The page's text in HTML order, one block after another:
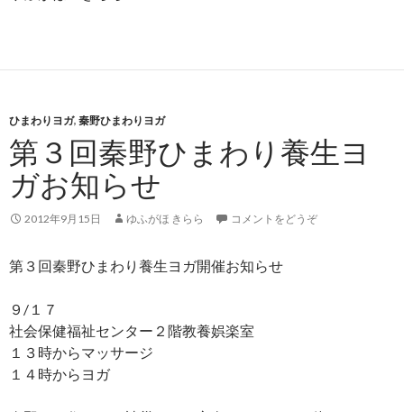
ひまわりヨガ, 秦野ひまわりヨガ
第３回秦野ひまわり養生ヨ
ガお知らせ
2012年9月15日 ゆふがほ きらら コメントをどうぞ
第３回秦野ひまわり養生ヨガ開催お知らせ
９/１７
社会保健福祉センター２階教養娯楽室
１３時からマッサージ
１４時からヨガ